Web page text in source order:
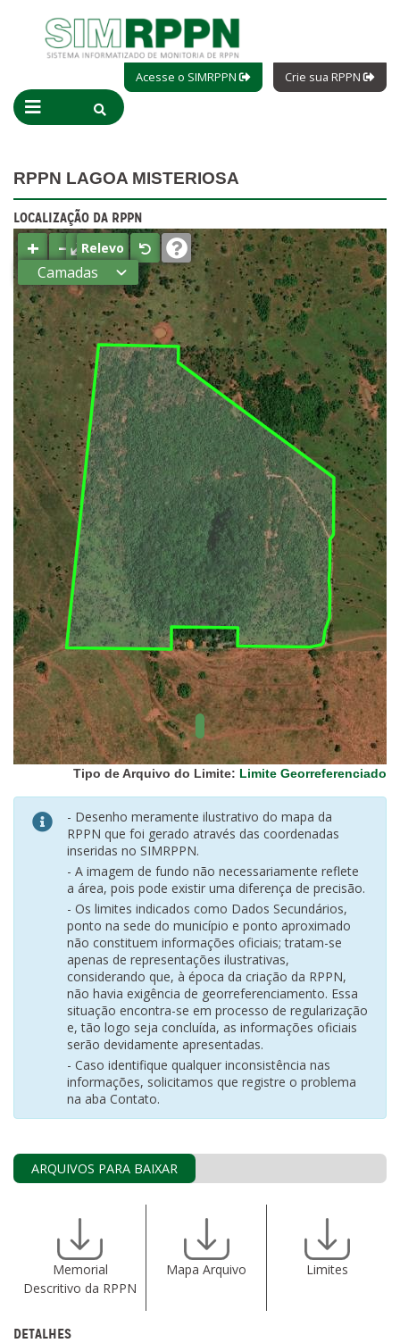
Acesse o SIMRPPN Crie sua RPPN
RPPN LAGOA MISTERIOSA
LOCALIZAÇÃO DA RPPN
+ −⤢Relevo
Camadas
Estados
Municípios
Terras
indígenas
(FUNAI)
UC Federal
UC Estaduais
UC
Municipais
Hidrografia
1:1.000.000
(ANA)
Biomas
(IBGE)
Vegetação
(IBGE)
Rodovias
(IBGE)
Relevo
(IBGE)
Tipo de Arquivo do Limite: Limite Georreferenciado
- Desenho meramente ilustrativo do mapa da
RPPN que foi gerado através das coordenadas
inseridas no SIMRPPN.
- A imagem de fundo não necessariamente reflete
a área, pois pode existir uma diferença de precisão.
- Os limites indicados como Dados Secundários,
ponto na sede do município e ponto aproximado
não constituem informações oficiais; tratam-se
apenas de representações ilustrativas,
considerando que, à época da criação da RPPN,
não havia exigência de georreferenciamento. Essa
situação encontra-se em processo de regularização
e, tão logo seja concluída, as informações oficiais
serão devidamente apresentadas.
- Caso identifique qualquer inconsistência nas
informações, solicitamos que registre o problema
na aba Contato.
ARQUIVOS PARA BAIXAR
Memorial
Descritivo da RPPN
Mapa Arquivo Limites
DETALHES